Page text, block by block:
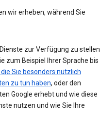
wir erheben, während Sie
zur Verfügung zu stellen
zum Beispiel Ihrer Sprache bis
Sie besonders nützlich
zu tun haben, oder den
Google erhebt und wie diese
nutzen und wie Sie Ihre